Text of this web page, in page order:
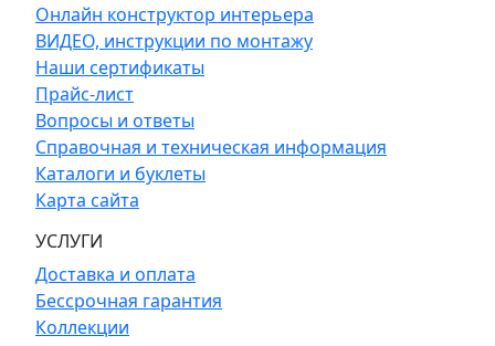
Онлайн конструктор интерьера
ВИДЕО, инструкции по монтажу
Наши сертификаты
Прайс-лист
Вопросы и ответы
Справочная и техническая информация
Каталоги и буклеты
Карта сайта
УСЛУГИ
Доставка и оплата
Бессрочная гарантия
Коллекции